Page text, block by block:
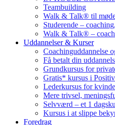
Teambuilding
Walk & Talk® til
Studerende –
Walk & Talk® –
Uddannelser & Kurser
Coachinguddannelse
Få betalt din
Grundkursus for
Gratis* kursus i
Lederkursus for
Mere trivsel,
Selvværd – et 1
Kursus i at slippe
Foredrag